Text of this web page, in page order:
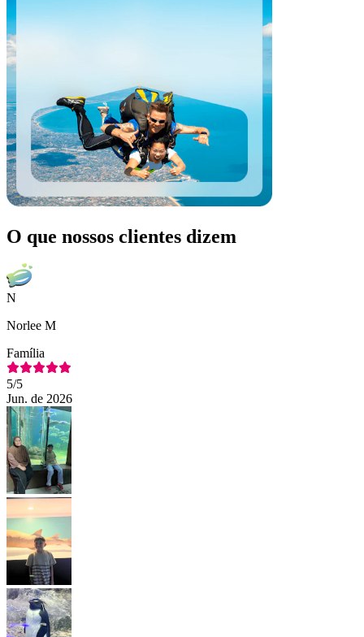
O que nossos clientes dizem
N
Norlee M
Família
5/5
Jun. de 2026